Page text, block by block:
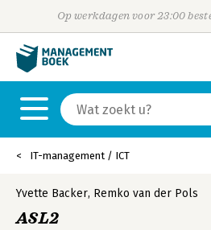
Op werkdagen voor 23:00
IT-management / ICT
Yvette Backer, Remko van der Pols
ASL2